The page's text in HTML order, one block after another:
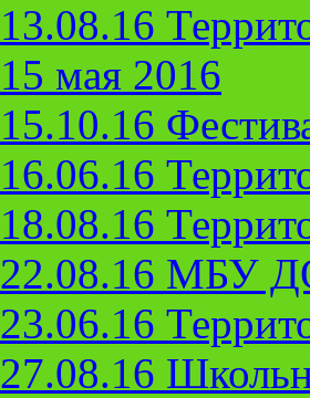
13.08.16
15 мая 2016
15.10.16
16.06.16
18.08.16
22.08.16 МБУ
23.06.16
27.08.16